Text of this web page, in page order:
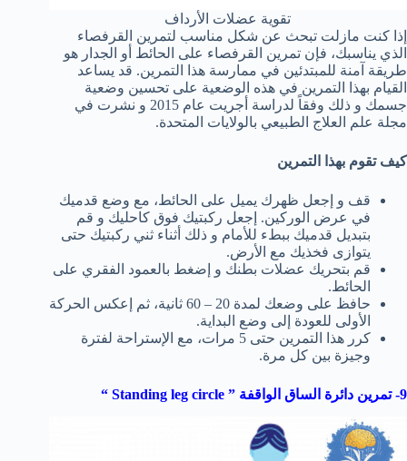
تقوية عضلات الأرداف
إذا كنت مازلت تبحث عن شكل مناسب لتمرين القرفصاء
الذي يناسبك، فإن تمرين القرفصاء على الحائط أو الجدار هو
طريقة آمنة للمبتدئين في ممارسة هذا التمرين. قد يساعد
القيام بهذا التمرين في هذه الوضعية على تحسين وضعية
جسمك و ذلك وفقاً لدراسة أجريت عام 2015 و نشرت في
مجلة علم العلاج الطبيعي بالولايات المتحدة.
كيف تقوم بهذا التمرين
قف و إجعل ظهرك يميل على الحائط، مع وضع قدميك
في عرض الوركين. إجعل ركبتيك فوق كاحليك و قم
بتبديل قدميك ببطء للأمام و ذلك أثناء ثني ركبتيك حتى
يتوازى فخذيك مع الأرض.
قم بتحريك عضلات بطنك و إضغط بالعمود الفقري على
الحائط.
حافظ على وضعك لمدة 20 – 60 ثانية، ثم إعكس الحركة
الأولى للعودة إلى وضع البداية.
كرر هذا التمرين حتى 5 مرات، مع الإستراحة لفترة
وجيزة بين كل مرة.
9- تمرين دائرة الساق الواقفة ” Standing leg circle
“